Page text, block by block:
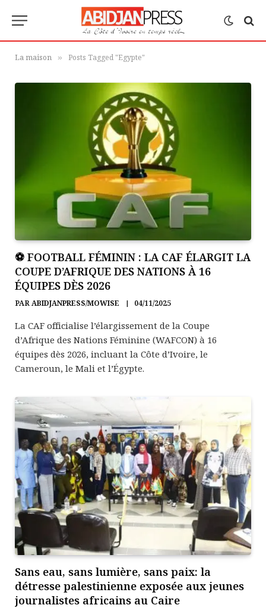
La maison » Posts Tagged "Egypte"
⚽ FOOTBALL FÉMININ : LA CAF ÉLARGIT LA
COUPE D’AFRIQUE DES NATIONS À 16
ÉQUIPES DÈS 2026
PARABIDJANPRESS/MOWISE 04/11/2025
La CAF officialise l’élargissement de la Coupe
d’Afrique des Nations Féminine (WAFCON) à 16
équipes dès 2026, incluant la Côte d’Ivoire, le
Cameroun, le Mali et l’Égypte.
Sans eau, sans lumière, sans paix: la
détresse palestinienne exposée aux jeunes
journalistes africains au Caire